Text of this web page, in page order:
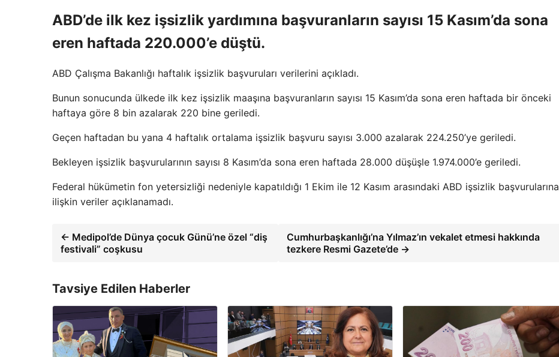
ABD’de ilk kez işsizlik yardımına başvuranların sayısı 15 Kasım’da sona
eren haftada 220.000’e düştü.
ABD Çalışma Bakanlığı haftalık işsizlik başvuruları verilerini açıkladı.
Bunun sonucunda ülkede ilk kez işsizlik maaşına başvuranların sayısı 15 Kasım’da sona eren haftada bir önceki
haftaya göre 8 bin azalarak 220 bine geriledi.
Geçen haftadan bu yana 4 haftalık ortalama işsizlik başvuru sayısı 3.000 azalarak 224.250’ye geriledi.
Bekleyen işsizlik başvurularının sayısı 8 Kasım’da sona eren haftada 28.000 düşüşle 1.974.000’e geriledi.
Federal hükümetin fon yetersizliği nedeniyle kapatıldığı 1 Ekim ile 12 Kasım arasındaki ABD işsizlik başvurularına
ilişkin veriler açıklanamadı.
← Medipol’de Dünya çocuk Günü’ne özel “diş
festivali” coşkusu
Cumhurbaşkanlığı’na Yılmaz’ın vekalet etmesi hakkında
tezkere Resmi Gazete’de →
Tavsiye Edilen Haberler